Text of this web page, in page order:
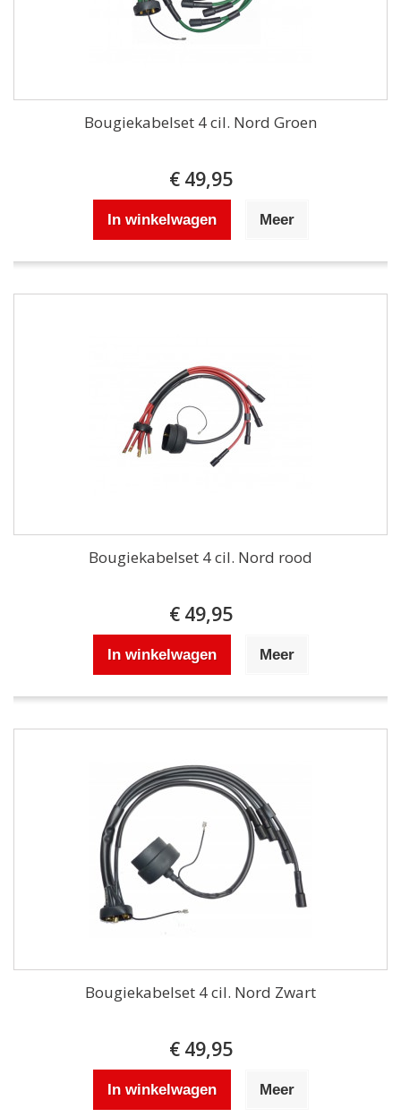
Bougiekabelset 4 cil. Nord Groen
€ 49,95
In winkelwagen Meer
Bougiekabelset 4 cil. Nord rood
€ 49,95
In winkelwagen Meer
Bougiekabelset 4 cil. Nord Zwart
€ 49,95
In winkelwagen Meer